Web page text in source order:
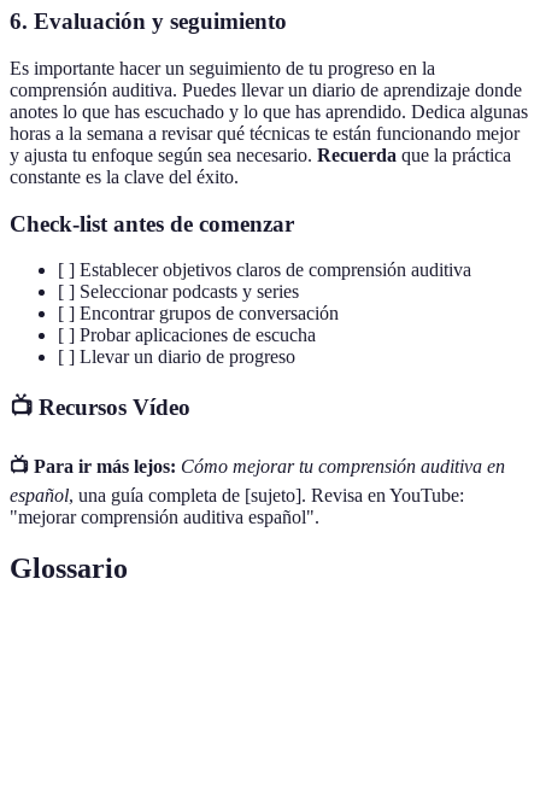
6. Evaluación y seguimiento
Es importante hacer un seguimiento de tu progreso en la
comprensión auditiva. Puedes llevar un diario de aprendizaje donde
anotes lo que has escuchado y lo que has aprendido. Dedica algunas
horas a la semana a revisar qué técnicas te están funcionando mejor
y ajusta tu enfoque según sea necesario. Recuerda que la práctica
constante es la clave del éxito.
Check-list antes de comenzar
[ ] Establecer objetivos claros de comprensión auditiva
[ ] Seleccionar podcasts y series
[ ] Encontrar grupos de conversación
[ ] Probar aplicaciones de escucha
[ ] Llevar un diario de progreso
📺 Recursos Vídeo
📺 Para ir más lejos: Cómo mejorar tu comprensión auditiva en
español, una guía completa de [sujeto]. Revisa en YouTube:
"mejorar comprensión auditiva español".
Glossario